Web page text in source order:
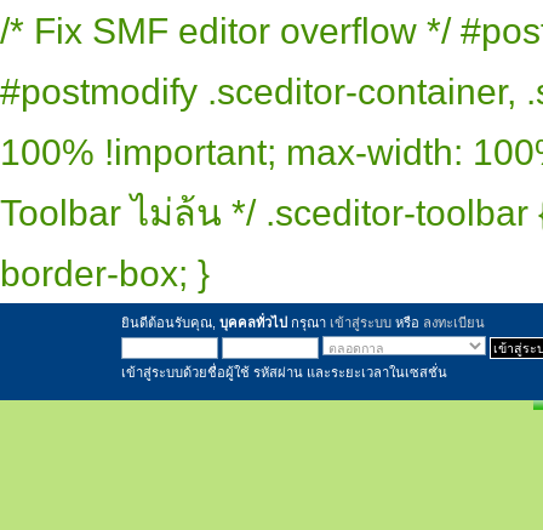
/* Fix SMF editor overflow */
#postmodify .sceditor-container,
100% !important; max-width:
Toolbar ไม่ล้น */ .sceditor-
border-box; }
ยินดีต้อนรับคุณ, บุคคลทั่วไป กรุณา เข้าสู่ระบบ หรือ ลงทะเบียน
เข้าสู่ระบบด้วยชื่อผู้ใช้ รหัสผ่าน และระยะเวลาในเซสชั่น